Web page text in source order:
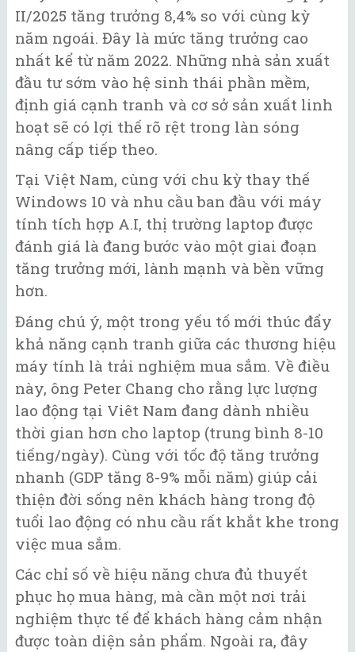
II/2025 tăng trưởng 8,4% so với cùng kỳ
năm ngoái. Đây là mức tăng trưởng cao
nhất kể từ năm 2022. Những nhà sản xuất
đầu tư sớm vào hệ sinh thái phần mềm,
định giá cạnh tranh và cơ sở sản xuất linh
hoạt sẽ có lợi thế rõ rệt trong làn sóng
nâng cấp tiếp theo.
Tại Việt Nam, cùng với chu kỳ thay thế
Windows 10 và nhu cầu ban đầu với máy
tính tích hợp A.I, thị trường laptop được
đánh giá là đang bước vào một giai đoạn
tăng trưởng mới, lành mạnh và bền vững
hơn.
Đáng chú ý, một trong yếu tố mới thúc đẩy
khả năng cạnh tranh giữa các thương hiệu
máy tính là trải nghiệm mua sắm. Về điều
này, ông Peter Chang cho rằng lực lượng
lao động tại Viêt Nam đang dành nhiều
thời gian hơn cho laptop (trung bình 8-10
tiếng/ngày). Cùng với tốc độ tăng trưởng
nhanh (GDP tăng 8-9% mỗi năm) giúp cải
thiện đời sống nên khách hàng trong độ
tuổi lao động có nhu cầu rất khắt khe trong
việc mua sắm.
Các chỉ số về hiệu năng chưa đủ thuyết
phục họ mua hàng, mà cần một nơi trải
nghiệm thực tế để khách hàng cảm nhận
được toàn diện sản phẩm. Ngoài ra, đây